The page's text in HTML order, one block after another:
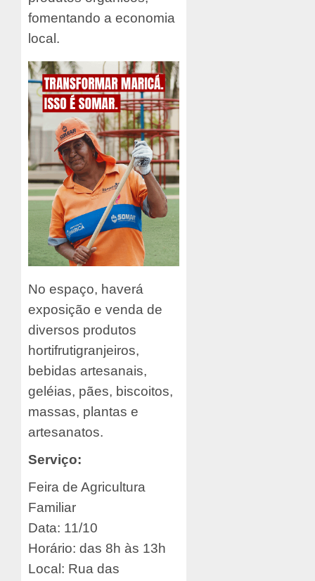
fomentando a economia
local.
No espaço, haverá
exposição e venda de
diversos produtos
hortifrutigranjeiros,
bebidas artesanais,
geléias, pães, biscoitos,
massas, plantas e
artesanatos.
Serviço:
Feira de Agricultura
Familiar
Data: 11/10
Horário: das 8h às 13h
Local: Rua das